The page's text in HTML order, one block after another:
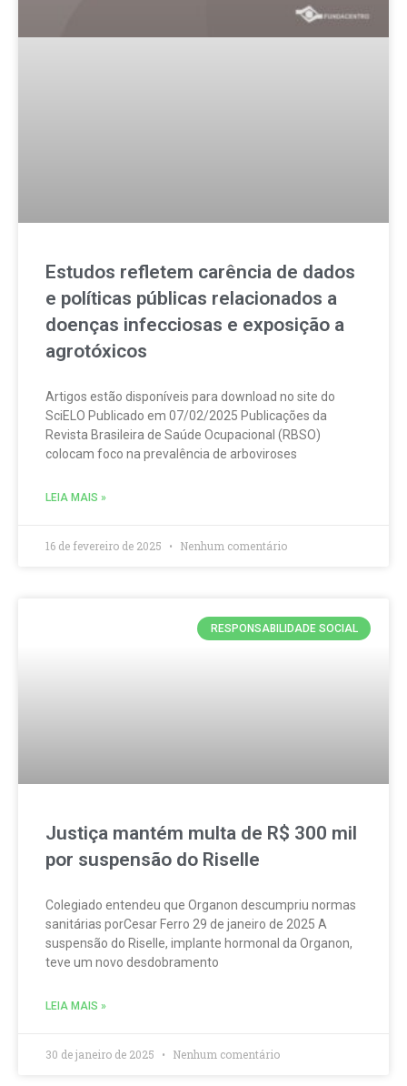
Estudos refletem carência de dados
e políticas públicas relacionados a
doenças infecciosas e exposição a
agrotóxicos
Artigos estão disponíveis para download no site do
SciELO Publicado em 07/02/2025 Publicações da
Revista Brasileira de Saúde Ocupacional (RBSO)
colocam foco na prevalência de arboviroses
LEIA MAIS »
16 de fevereiro de 2025 Nenhum comentário
RESPONSABILIDADE SOCIAL
Justiça mantém multa de R$ 300 mil
por suspensão do Riselle
Colegiado entendeu que Organon descumpriu normas
sanitárias porCesar Ferro 29 de janeiro de 2025 A
suspensão do Riselle, implante hormonal da Organon,
teve um novo desdobramento
LEIA MAIS »
30 de janeiro de 2025 Nenhum comentário